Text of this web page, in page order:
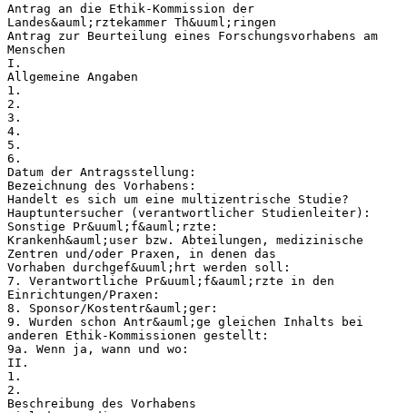
Antrag an die Ethik-Kommission der
Landes&auml;rztekammer Th&uuml;ringen
Antrag zur Beurteilung eines Forschungsvorhabens am
Menschen
I.
Allgemeine Angaben
1.
2.
3.
4.
5.
6.
Datum der Antragsstellung:
Bezeichnung des Vorhabens:
Handelt es sich um eine multizentrische Studie?
Hauptuntersucher (verantwortlicher Studienleiter):
Sonstige Pr&uuml;f&auml;rzte:
Krankenh&auml;user bzw. Abteilungen, medizinische
Zentren und/oder Praxen, in denen das
Vorhaben durchgef&uuml;hrt werden soll:
7. Verantwortliche Pr&uuml;f&auml;rzte in den
Einrichtungen/Praxen:
8. Sponsor/Kostentr&auml;ger:
9. Wurden schon Antr&auml;ge gleichen Inhalts bei
anderen Ethik-Kommissionen gestellt:
9a. Wenn ja, wann und wo:
II.
1.
2.
Beschreibung des Vorhabens